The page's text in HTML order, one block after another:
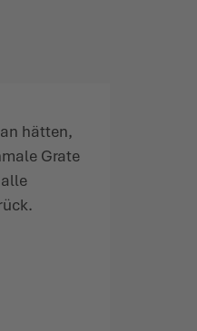
hätten,
Grate